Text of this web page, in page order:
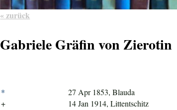
« zurück
Gabriele Gräfin von Zierotin
*
27 Apr 1853, Blauda
+
14 Jan 1914, Littentschitz